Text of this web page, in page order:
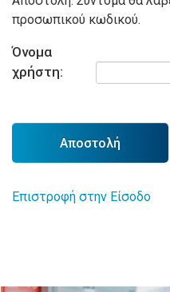
προσωπικού κωδικού.
Όνομα
χρήστη:
Αποστολή
Επιστροφή στην Είσοδο